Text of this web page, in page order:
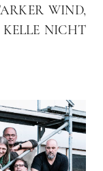
WIND,
NICHT